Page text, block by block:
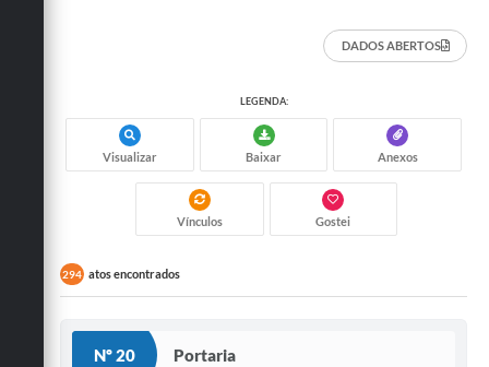
Arquivos para Download
Agenda
WebMail
DADOS ABERTOS
LEGENDA:
Visualizar Baixar Anexos
Vínculos Gostei
294 atos encontrados
Nº 20 Portaria